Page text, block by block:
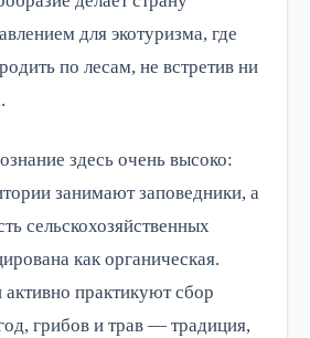
для экотуризма, где
по лесам, не встретив ни
здесь очень высоко:
занимают заповедники, а
сельскохозяйственных
как органическая.
практикуют сбор
грибов и трав — традиция,